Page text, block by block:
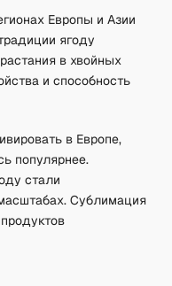
Европы и Азии
ягоду
в хвойных
и способность
в Европе,
популярнее.
стали
Сублимация